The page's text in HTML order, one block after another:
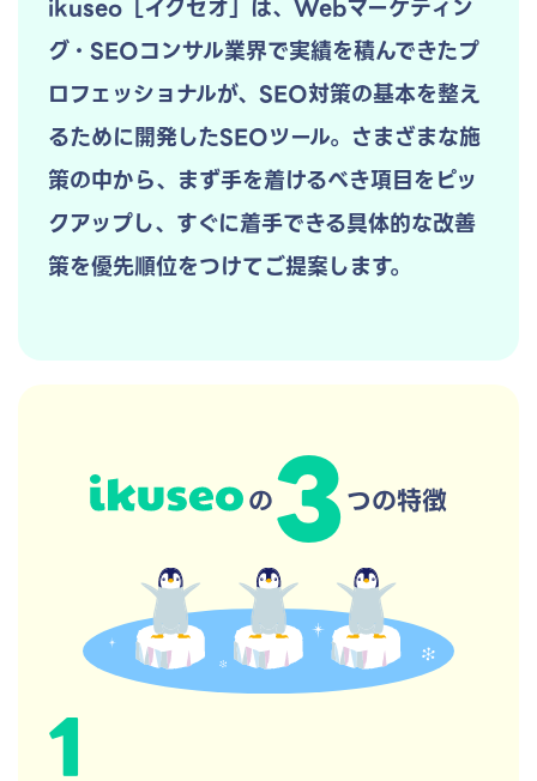
ikuseo［イクセオ］は、Webマーケティン
グ・SEOコンサル業界で実績を積んできたプ
ロフェッショナルが、SEO対策の基本を整え
るために開発したSEOツール。さまざまな施
策の中から、まず手を着けるべき項目をピッ
クアップし、すぐに着手できる具体的な改善
策を優先順位をつけてご提案します。
の3つの特徴
1